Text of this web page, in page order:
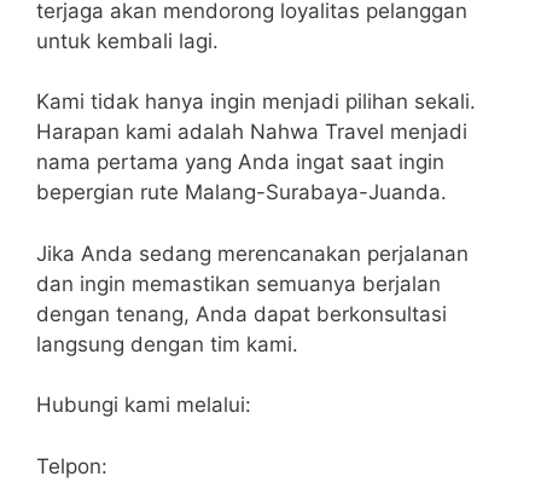
terjaga akan mendorong loyalitas pelanggan
untuk kembali lagi.
Kami tidak hanya ingin menjadi pilihan sekali.
Harapan kami adalah Nahwa Travel menjadi
nama pertama yang Anda ingat saat ingin
bepergian rute Malang-Surabaya-Juanda.
Jika Anda sedang merencanakan perjalanan
dan ingin memastikan semuanya berjalan
dengan tenang, Anda dapat berkonsultasi
langsung dengan tim kami.
Hubungi kami melalui:
Telpon: